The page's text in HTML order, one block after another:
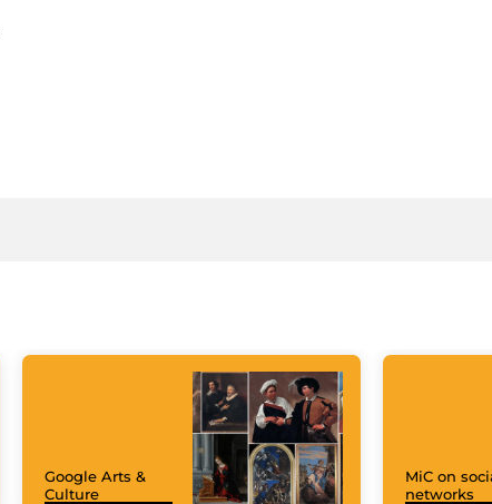
Google Arts &
Culture
MiC on
networks